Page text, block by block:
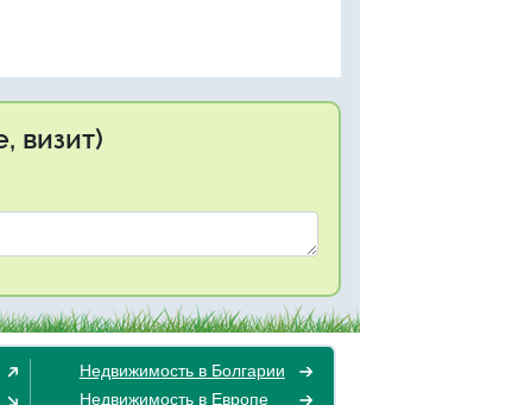
визит)
Недвижимость в Болгарии
Недвижимость в Европе